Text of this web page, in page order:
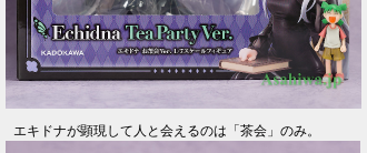
エキドナが顕現して人と会えるのは「茶会」のみ。